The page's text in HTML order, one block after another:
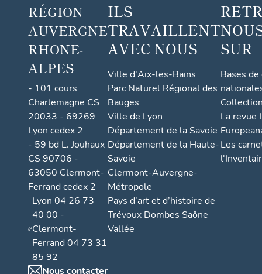
RÉGION
AUVERGNE
RHONE-
ALPES
- 101 cours
Charlemagne CS
20033 - 69269
Lyon cedex 2
- 59 bd L. Jouhaux
CS 90706 -
63050 Clermont-
Ferrand cedex 2
Lyon 04 26 73
40 00 -
Clermont-
Ferrand 04 73 31
85 92
Nous contacter
ILS
TRAVAILLENT
AVEC NOUS
Ville d'Aix-les-Bains
Parc Naturel Régional des
Bauges
Ville de Lyon
Département de la Savoie
Département de la Haute-
Savoie
Clermont-Auvergne-
Métropole
Pays d’art et d’histoire de
Trévoux Dombes Saône
Vallée
SUR
Bases
La revue
Les